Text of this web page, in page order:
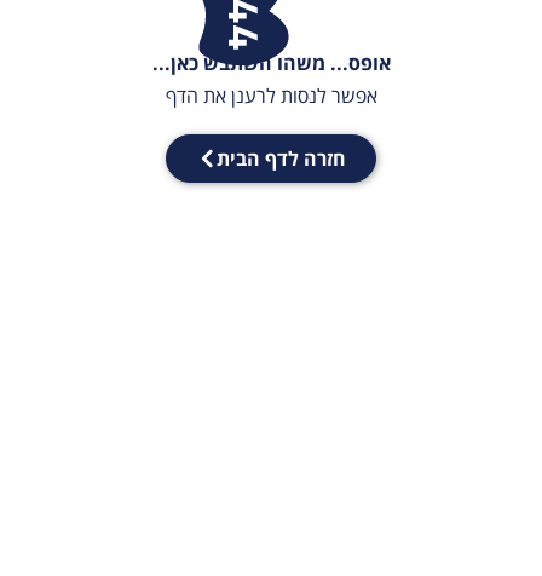
אופס... משהו השתבש כאן...
אפשר לנסות לרענן את הדף
חזרה לדף הבית